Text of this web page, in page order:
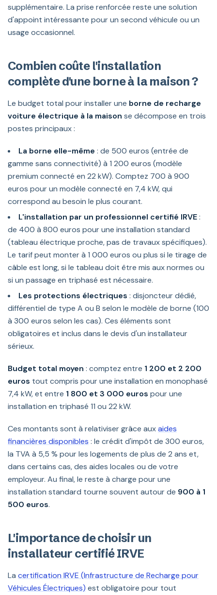
supplémentaire. La prise renforcée reste une solution
d'appoint intéressante pour un second véhicule ou un
usage occasionnel.
Combien coûte l'installation
complète d'une borne à la maison ?
Le budget total pour installer une borne de recharge
voiture électrique à la maison se décompose en trois
postes principaux :
La borne elle-même : de 500 euros (entrée de
gamme sans connectivité) à 1 200 euros (modèle
premium connecté en 22 kW). Comptez 700 à 900
euros pour un modèle connecté en 7,4 kW, qui
correspond au besoin le plus courant.
L'installation par un professionnel certifié IRVE:
de 400 à 800 euros pour une installation standard
(tableau électrique proche, pas de travaux spécifiques).
Le tarif peut monter à 1 000 euros ou plus si le tirage de
câble est long, si le tableau doit être mis aux normes ou
si un passage en triphasé est nécessaire.
Les protections électriques : disjoncteur dédié,
différentiel de type A ou B selon le modèle de borne (100
à 300 euros selon les cas). Ces éléments sont
obligatoires et inclus dans le devis d'un installateur
sérieux.
Budget total moyen : comptez entre 1 200 et 2 200
euros tout compris pour une installation en monophasé
7,4 kW, et entre 1 800 et 3 000 euros pour une
installation en triphasé 11 ou 22 kW.
Ces montants sont à relativiser grâce auxaides
financières disponibles : le crédit d'impôt de 300 euros,
la TVA à 5,5 % pour les logements de plus de 2 ans et,
dans certains cas, des aides locales ou de votre
employeur. Au final, le reste à charge pour une
installation standard tourne souvent autour de 900 à 1
500 euros.
L'importance de choisir un
installateur certifié IRVE
La certification IRVE (Infrastructure de Recharge pour
Véhicules Électriques) est obligatoire pour tout